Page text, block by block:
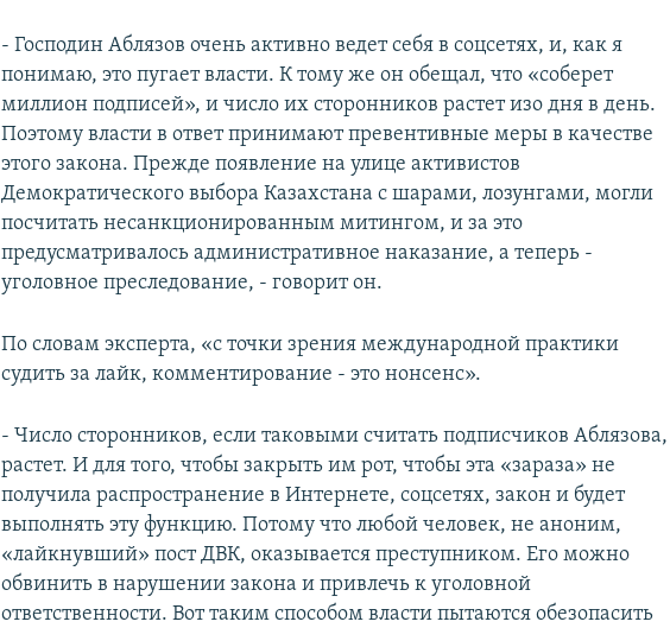
- Господин Аблязов очень активно ведет себя в соцсетях, и, как я
понимаю, это пугает власти. К тому же он обещал, что «соберет
миллион подписей», и число их сторонников растет изо дня в день.
Поэтому власти в ответ принимают превентивные меры в качестве
этого закона. Прежде появление на улице активистов
Демократического выбора Казахстана с шарами, лозунгами, могли
посчитать несанкционированным митингом, и за это
предусматривалось административное наказание, а теперь -
уголовное преследование, - говорит он.
По словам эксперта, «с точки зрения международной практики
судить за лайк, комментирование - это нонсенс».
- Число сторонников, если таковыми считать подписчиков Аблязова,
растет. И для того, чтобы закрыть им рот, чтобы эта «зараза» не
получила распространение в Интернете, соцсетях, закон и будет
выполнять эту функцию. Потому что любой человек, не аноним,
«лайкнувший» пост ДВК, оказывается преступником. Его можно
обвинить в нарушении закона и привлечь к уголовной
ответственности. Вот таким способом власти пытаются обезопасить